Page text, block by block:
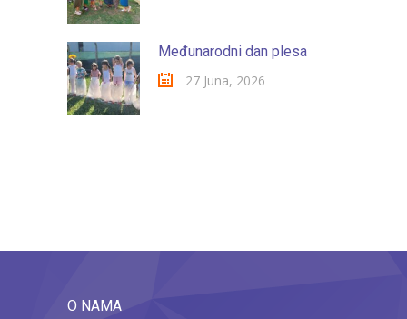
Međunarodni dan plesa
27 Juna, 2026
O NAMA